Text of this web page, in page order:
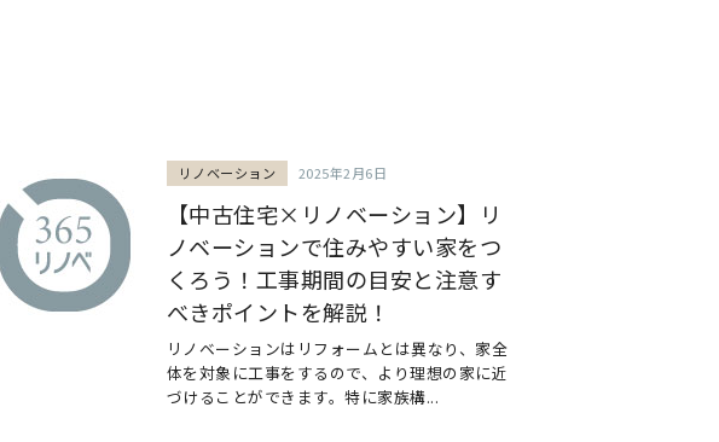
リノベーション 2025年2月6日
【中古住宅×リノベーション】リ
ノベーションで住みやすい家をつ
くろう！工事期間の目安と注意す
べきポイントを解説！
リノベーションはリフォームとは異なり、家全
体を対象に工事をするので、より理想の家に近
づけることができます。特に家族構...